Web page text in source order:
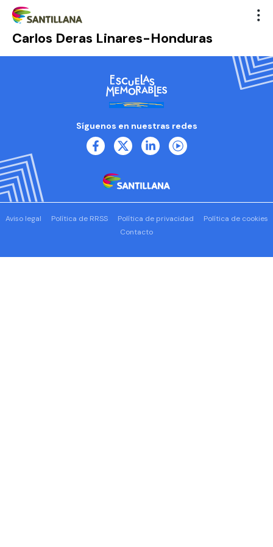
Carlos Deras Linares-Honduras
Síguenos en nuestras redes
Aviso legal Política de RRSS Política de privacidad
Política de cookies
Contacto